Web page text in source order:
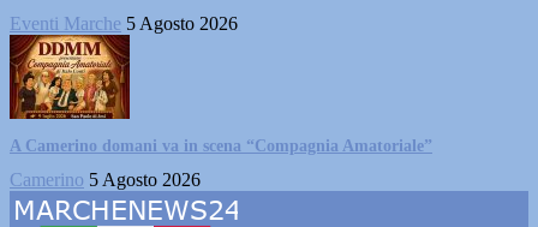
Eventi Marche 5 Agosto 2026
A Camerino domani va in scena “Compagnia Amatoriale”
Camerino 5 Agosto 2026